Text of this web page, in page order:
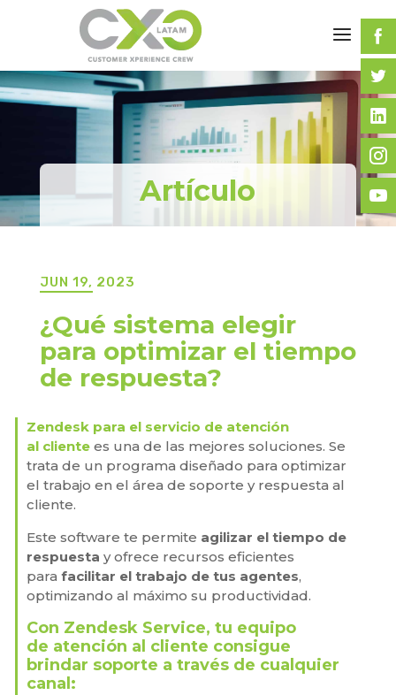
Artículo
JUN 19, 2023
¿Qué sistema elegir
para optimizar el tiempo
de respuesta?
Zendesk para el servicio de atención
al cliente es una de las mejores soluciones. Se
trata de un programa diseñado para optimizar
el trabajo en el área de soporte y respuesta al
cliente.
Este software te permite agilizar el tiempo de
respuesta y ofrece recursos eficientes
para facilitar el trabajo de tus agentes,
optimizando al máximo su productividad.
Con Zendesk Service, tu equipo
de atención al cliente consigue
brindar soporte a través de cualquier
canal: